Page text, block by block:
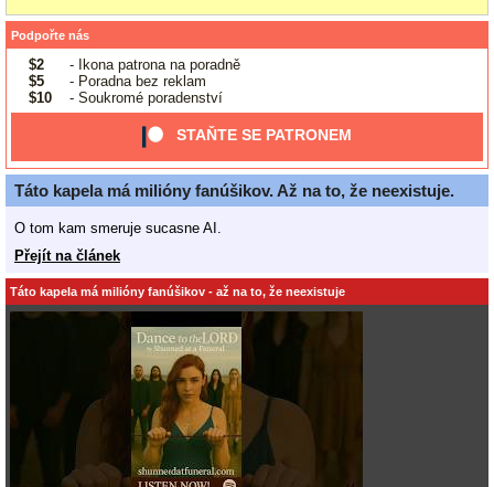
Podpořte nás
$2
- Ikona patrona na poradně
$5
- Poradna bez reklam
$10
- Soukromé poradenství
STAŇTE SE PATRONEM
Táto kapela má milióny fanúšikov. Až na to, že neexistuje.
O tom kam smeruje sucasne AI.
Přejít na článek
Táto kapela má milióny fanúšikov - až na to, že neexistuje